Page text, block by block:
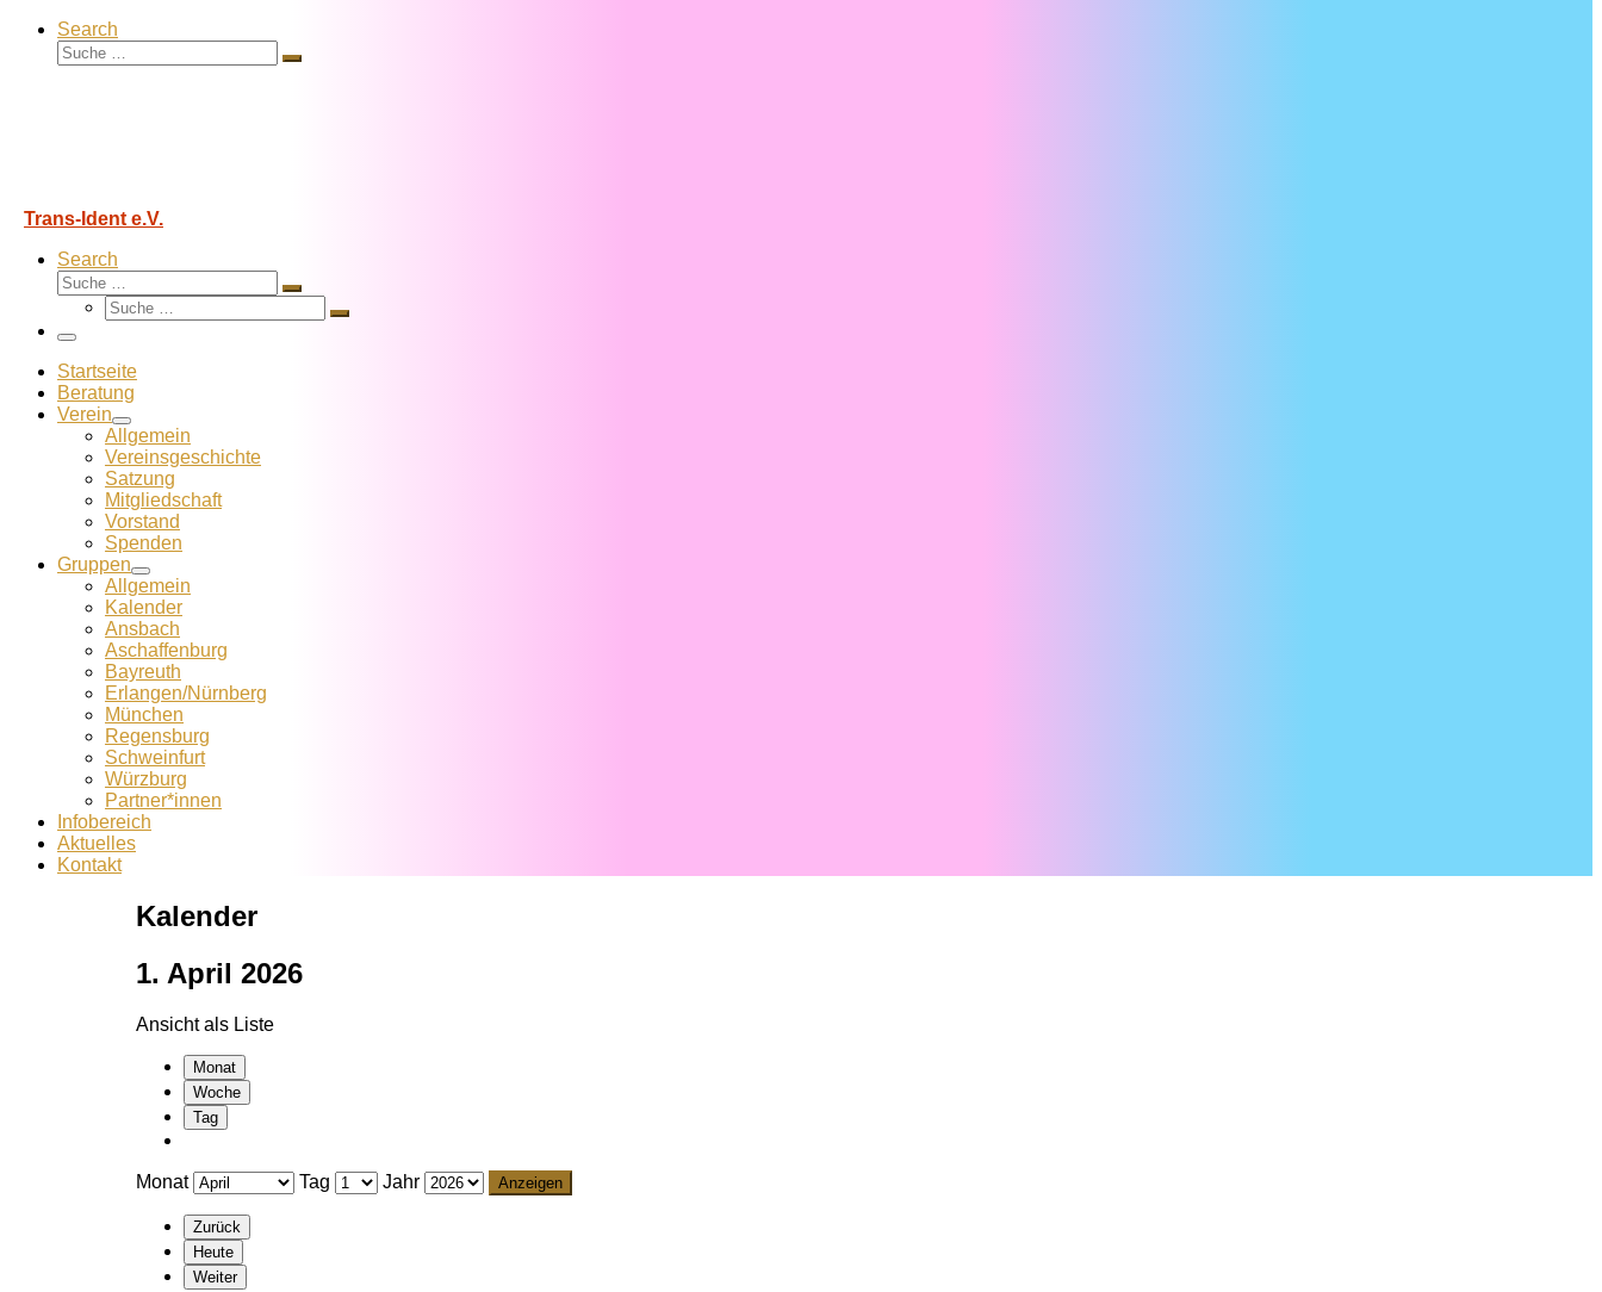
Search
Suche
Suche
Trans-Ident e.V.
Search
Suche
Suche
Suche
Suche
Menü
Startseite
Beratung
Verein
Allgemein
Vereins­geschichte
Satzung
Mitglied­schaft
Vorstand
Spenden
Gruppen
Allgemein
Kalender
Ansbach
Aschaffenburg
Bayreuth
Erlangen/Nürnberg
München
Regensburg
Schweinfurt
Würzburg
Partner*innen
Infobereich
Aktuelles
Kontakt
Kalender
1. April 2026
Ansicht als Liste
Monat
Woche
Tag
Monat Tag Jahr
Zurück
Heute
Weiter